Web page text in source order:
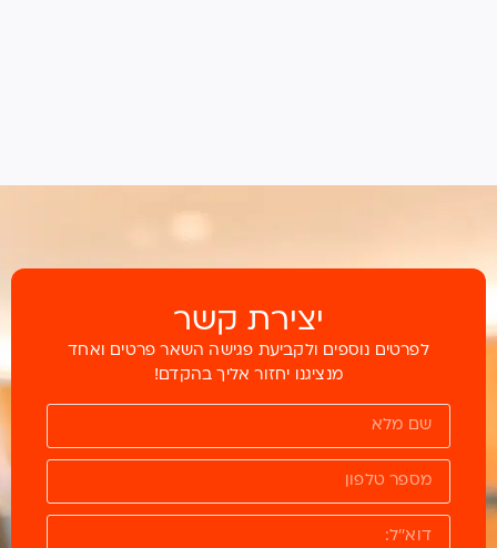
יצירת קשר
לפרטים נוספים ולקביעת פגישה השאר פרטים ואחד
מנציגנו יחזור אליך בהקדם!